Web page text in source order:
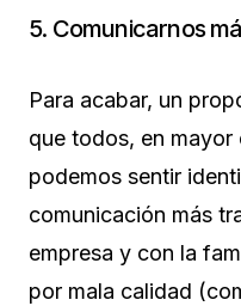
5. Comunicarnos
Para acabar, un
que todos, en mayor
podemos sentir
comunicación más
empresa y con la
por mala calidad